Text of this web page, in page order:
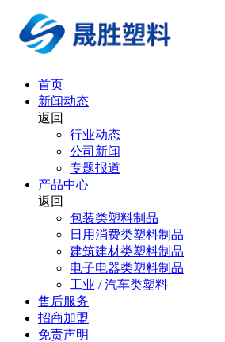
首页
新闻动态
返回
行业动态
公司新闻
专题报道
产品中心
返回
包装类塑料制品
日用消费类塑料制品
建筑建材类塑料制品
电子电器类塑料制品
工业 / 汽车类塑料
售后服务
招商加盟
免责声明